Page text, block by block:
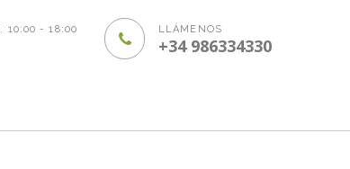
10:00 - 18:00 LLÁMENOS
+34 986334330